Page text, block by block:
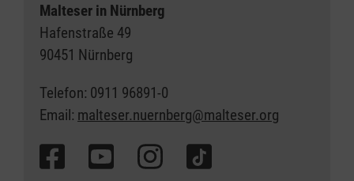
Malteser in Nürnberg
Hafenstraße 49
90451 Nürnberg
Telefon: 0911 96891-0
Email: malteser.nuernberg@malteser.org